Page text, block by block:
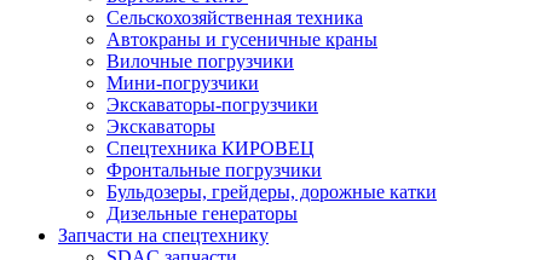
Сельскохозяйственная техника
Автокраны и гусеничные краны
Вилочные погрузчики
Мини-погрузчики
Экскаваторы-погрузчики
Экскаваторы
Спецтехника КИРОВЕЦ
Фронтальные погрузчики
Бульдозеры, грейдеры, дорожные катки
Дизельные генераторы
Запчасти на спецтехнику